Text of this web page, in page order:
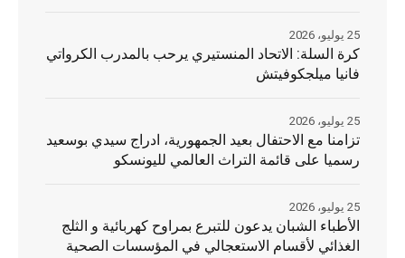
كرة السلة: الاتحاد المنستيري يرحب بالمدرب الكرواتي
فانيا ميلجكوفيتش
25 يوليو، 2026
تزامنا مع الاحتفال بعيد الجمهورية، ادراج سيدي بوسعيد
رسميا على قائمة التراث العالمي لليونسكو
25 يوليو، 2026
الأطباء الشبان يدعون للتبرع بمراوح كهربائية و الثلج
الغذائي لأقسام الاستعجالي في المؤسسات الصحية
25 يوليو، 2026